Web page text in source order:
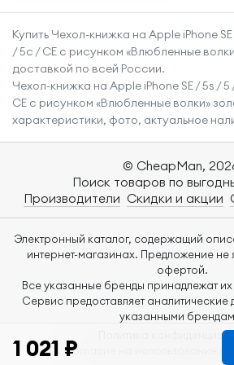
смартфона Эпл
Айфон 14 Про с
защитой углов /
Прозрачный
Купить Чехол-книжка на Apple iPhone
/ 5с / СЕ с рисунком «Влюбленные
доставкой по всей России.
Чехол-книжка на Apple iPhone SE / 5s /
СЕ с рисунком «Влюбленные волки»
характеристики, фото, актуальное
1 021 ₽
© CheapMan,
Поиск товаров по
Производители Скидки и акции
Электронный каталог, содержащий
интернет-магазинах. Предложение не
офертой.
Все указанные бренды принадлежат
Сервис предоставляет аналитические
указанными
Политика
Согласие на использование